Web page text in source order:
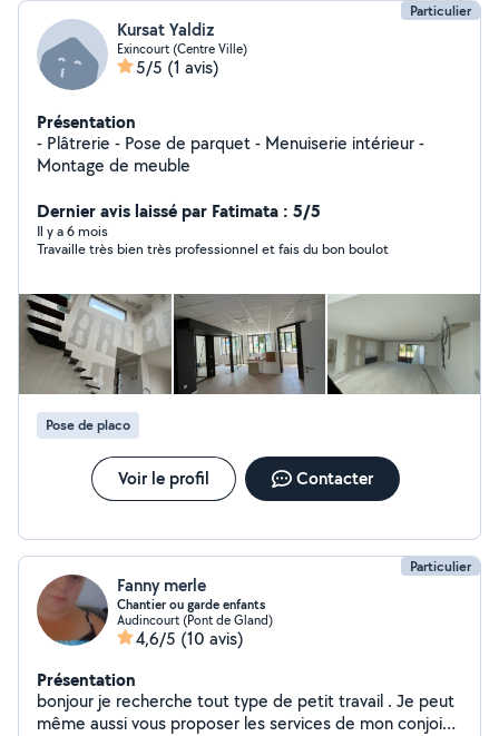
Particulier
Kursat Yaldiz
Exincourt (Centre Ville)
5/5 (1 avis)
Présentation
- Plâtrerie - Pose de parquet - Menuiserie intérieur -
Montage de meuble
Dernier avis laissé par Fatimata : 5/5
Il y a 6 mois
Travaille très bien très professionnel et fais du bon boulot
Pose de placo
Voir le profil Contacter
Particulier
Fanny merle
Chantier ou garde enfants
Audincourt (Pont de Gland)
4,6/5 (10 avis)
Présentation
bonjour je recherche tout type de petit travail . Je peut
même aussi vous proposer les services de mon conjoint